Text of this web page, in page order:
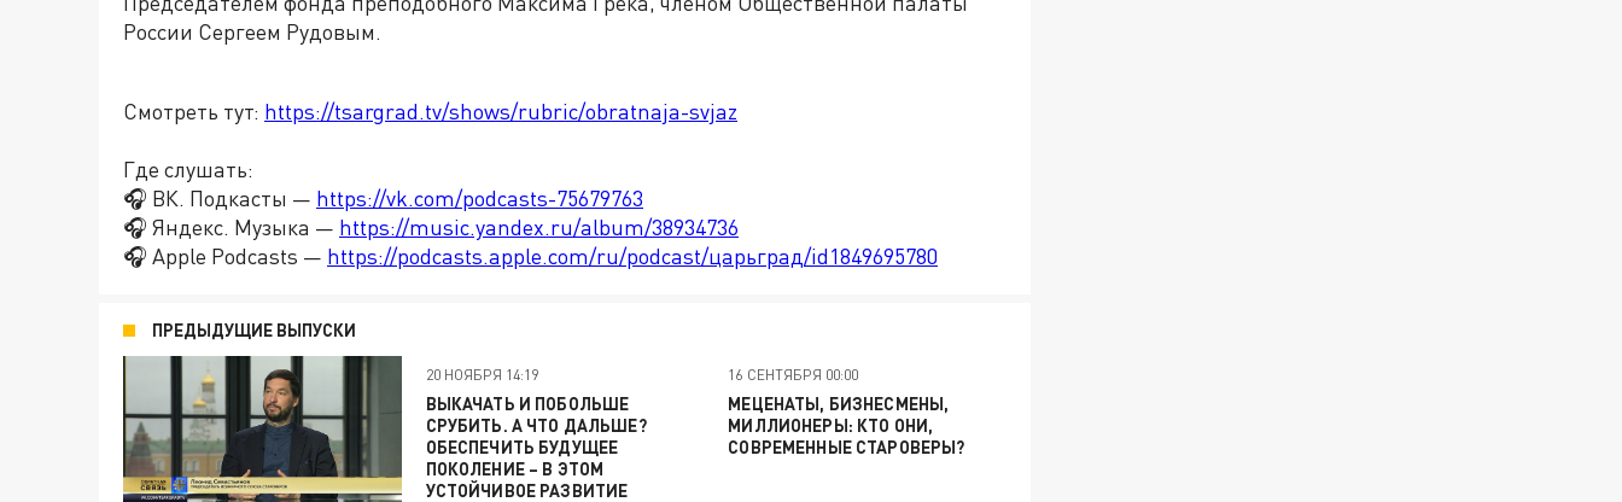
России Сергеем Рудовым.
Смотреть тут: https://tsargrad.tv/shows/rubric/obratnaja-svjaz
Где слушать:
🎧 ВК. Подкасты — https://vk.com/podcasts-75679763
🎧 Яндекс. Музыка — https://music.yandex.ru/album/38934736
🎧 Apple Podcasts — https://podcasts.apple.com/ru/podcast/царьград/id1849695780
ПРЕДЫДУЩИЕ ВЫПУСКИ
20 НОЯБРЯ 14:19
ВЫКАЧАТЬ И ПОБОЛЬШЕ
СРУБИТЬ. А ЧТО ДАЛЬШЕ?
ОБЕСПЕЧИТЬ БУДУЩЕЕ
ПОКОЛЕНИЕ – В ЭТОМ
УСТОЙЧИВОЕ РАЗВИТИЕ
16 СЕНТЯБРЯ 00:00
МЕЦЕНАТЫ, БИЗНЕСМЕНЫ,
МИЛЛИОНЕРЫ: КТО ОНИ,
СОВРЕМЕННЫЕ СТАРОВЕРЫ?